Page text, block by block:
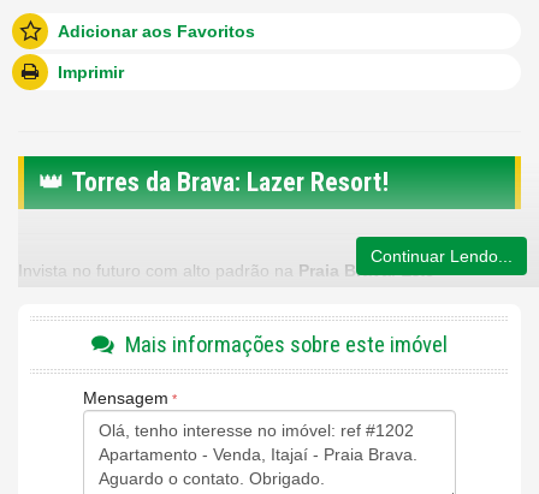
Adicionar aos Favoritos
Imprimir
👑Torres da Brava: Lazer Resort!
Invista no futuro com alto padrão na Praia Brava
da Brava – Sirena, um empreendimento com torre única e
infraestrutura completa, na rua doBrava Mall. Entrega prevista
paraJunho de 2026!
🏡 Destaques do Apartamento:
Localização:
(Rua do Brava Mall).
Continuar Lendo...
Mais informações sobre este imóvel
Mensagem